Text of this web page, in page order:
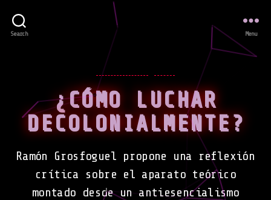
Search Menu
¿CÓMO LUCHAR
DECOLONIALMENTE?
Ramón Grosfoguel propone una reflexión
crítica sobre el aparato teórico
montado desde un antiesencialismo